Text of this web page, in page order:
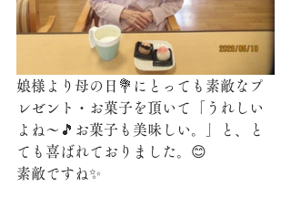
娘様より母の日💐にとっても素敵なプ
レゼント・お菓子を頂いて「うれしい
よね～🎵お菓子も美味しい。」と、と
ても喜ばれておりました。😊
素敵ですね✨